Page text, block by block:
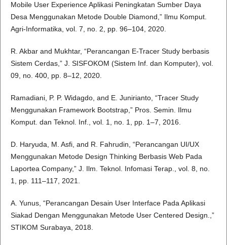
Mobile User Experience Aplikasi Peningkatan Sumber Daya
Desa Menggunakan Metode Double Diamond,” Ilmu Komput.
Agri-Informatika, vol. 7, no. 2, pp. 96–104, 2020.
R. Akbar and Mukhtar, “Perancangan E-Tracer Study berbasis
Sistem Cerdas,” J. SISFOKOM (Sistem Inf. dan Komputer), vol.
09, no. 400, pp. 8–12, 2020.
Ramadiani, P. P. Widagdo, and E. Junirianto, “Tracer Study
Menggunakan Framework Bootstrap,” Pros. Semin. Ilmu
Komput. dan Teknol. Inf., vol. 1, no. 1, pp. 1–7, 2016.
D. Haryuda, M. Asfi, and R. Fahrudin, “Perancangan UI/UX
Menggunakan Metode Design Thinking Berbasis Web Pada
Laportea Company,” J. Ilm. Teknol. Infomasi Terap., vol. 8, no.
1, pp. 111–117, 2021.
A. Yunus, “Perancangan Desain User Interface Pada Aplikasi
Siakad Dengan Menggunakan Metode User Centered Design.,”
STIKOM Surabaya, 2018.